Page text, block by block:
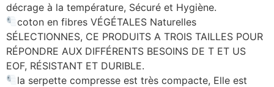
décrage à la température, Sécuré et Hygiène.
coton en fibres VÉGÉTALES Naturelles
SÉLECTIONNES, CE PRODUITS A TROIS TAILLES POUR
RÉPONDRE AUX DIFFÉRENTS BESOINS DE T ET US
EOF, RÉSISTANT ET DURIBLE.
la serpette compresse est très compacte, Elle est